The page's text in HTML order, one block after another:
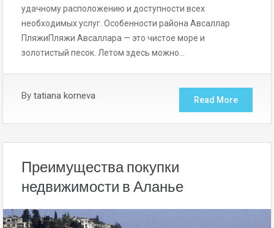
удачному расположению и доступности всех
необходимых услуг. Особенности района Авсаллар
ПляжиПляжи Авсаллара — это чистое море и
золотистый песок. Летом здесь можно…
By tatiana korneva Read More
Преимущества покупки
недвижимости в Аланье